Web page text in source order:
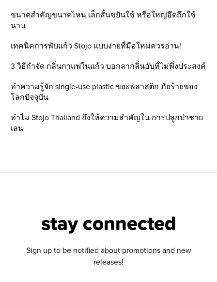
ขนาดสำคัญขนาดไหน เล็กสั้นขยันใช้ หรือใหญ่อึดถึกใช้
นาน
เทคนิคการพับแก้ว Stojo แบบง่ายที่มือใหม่ควรอ่าน!
3 วิธีกำจัด กลิ่นกาแฟในแก้ว บอกลากลิ่นอับที่ไม่พึ่งประสงค์
ทำความรู้จัก single-use plastic ขยะพลาสติก ภัยร้ายของ
โลกปัจจุบัน
ทำไม Stojo Thailand ถึงให้ความสำคัญใน การปลูกป่าชาย
เลน
stay connected
Sign up to be notified about promotions and new
releases!